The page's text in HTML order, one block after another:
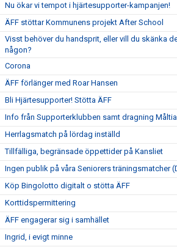
Nu ökar vi tempot i hjärtesupporter-kampanjen!
ÄFF stöttar Kommunens projekt After School
Visst behöver du handsprit, eller vill du skänka
någon?
Corona
ÄFF förlänger med Roar Hansen
Bli Hjärtesupporter! Stötta ÄFF
Info från Supporterklubben samt dragning
Herrlagsmatch på lördag inställd
Tillfälliga, begränsade öppettider på Kansliet
Ingen publik på våra Seniorers träningsmatcher
Köp Bingolotto digitalt o stötta ÄFF
Korttidspermittering
ÄFF engagerar sig i samhället
Ingrid, i evigt minne